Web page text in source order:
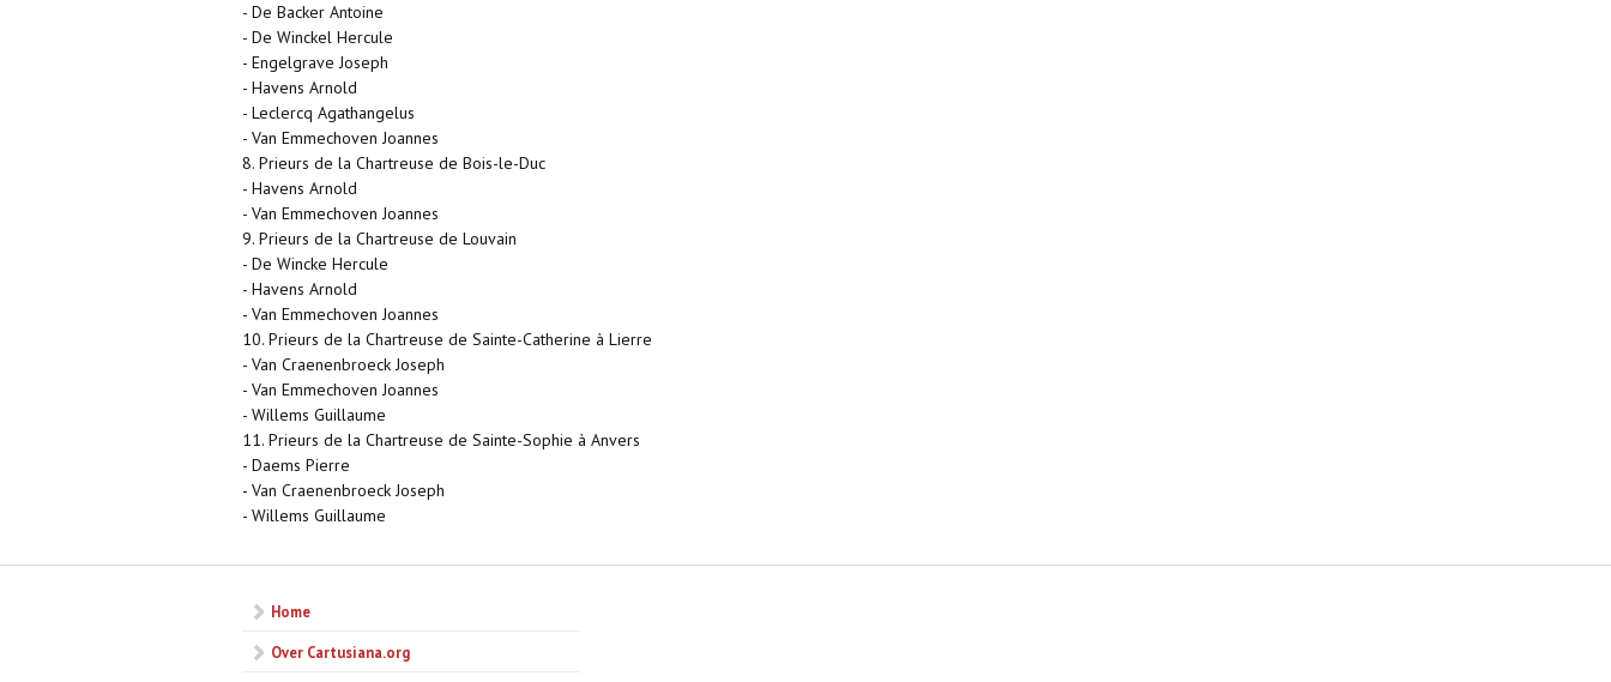
- De Backer Antoine
- De Winckel Hercule
- Engelgrave Joseph
- Havens Arnold
- Leclercq Agathangelus
- Van Emmechoven Joannes
8. Prieurs de la Chartreuse de Bois-le-Duc
- Havens Arnold
- Van Emmechoven Joannes
9. Prieurs de la Chartreuse de Louvain
- De Wincke Hercule
- Havens Arnold
- Van Emmechoven Joannes
10. Prieurs de la Chartreuse de Sainte-Catherine à Lierre
- Van Craenenbroeck Joseph
- Van Emmechoven Joannes
- Willems Guillaume
11. Prieurs de la Chartreuse de Sainte-Sophie à Anvers
- Daems Pierre
- Van Craenenbroeck Joseph
- Willems Guillaume
Home
Over Cartusiana.org